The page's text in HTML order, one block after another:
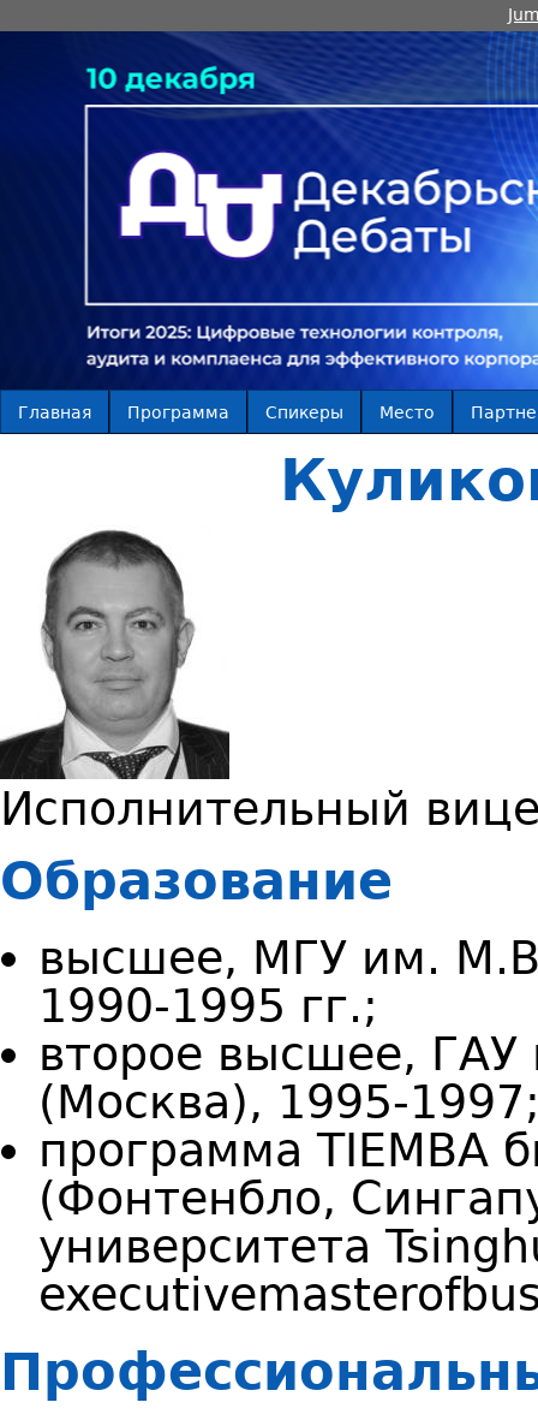
Главная Программа Спикеры Место
Исполнительный
Образование
высшее, МГУ им.
1990-1995 гг.;
второе высшее,
(Москва), 1995-
программа TIEMBA
(Фонтенбло,
университета